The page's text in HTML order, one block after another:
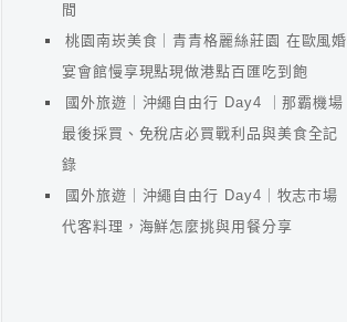
間
桃園南崁美食｜青青格麗絲莊園 在歐風婚
宴會館慢享現點現做港點百匯吃到飽
國外旅遊｜沖繩自由行 Day4 ｜那霸機場
最後採買、免稅店必買戰利品與美食全記
錄
國外旅遊｜沖繩自由行 Day4｜牧志市場
代客料理，海鮮怎麼挑與用餐分享